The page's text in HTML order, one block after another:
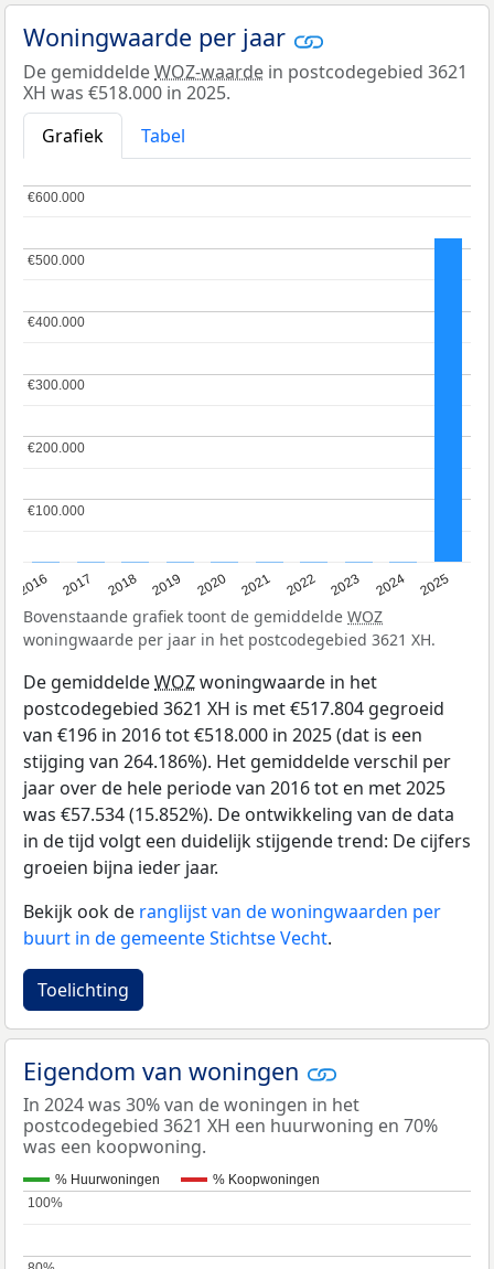
Woningwaarde per jaar
De gemiddeldeWOZ-waarde in postcodegebied 3621
XH was €518.000 in 2025.
Grafiek
Tabel
2016 2017 2018 2019 2020 2021 2022 2023 2024 2025
€100.000
€100.000
€200.000
€200.000
€300.000
€300.000
€400.000
€400.000
€500.000
€500.000
€600.000
€600.000
Bovenstaande grafiek toont de gemiddelde WOZ
woningwaarde per jaar in het postcodegebied 3621 XH.
De gemiddeldeWOZwoningwaarde in het
postcodegebied 3621 XH is met €517.804 gegroeid
van €196 in 2016 tot €518.000 in 2025 (dat is een
stijging van 264.186%). Het gemiddelde verschil per
jaar over de hele periode van 2016 tot en met 2025
was €57.534 (15.852%). De ontwikkeling van de data
in de tijd volgt een duidelijk stijgende trend: De cijfers
groeien bijna ieder jaar.
Bekijk ook de ranglijst van de woningwaarden per
buurt in de gemeente Stichtse Vecht.
Toelichting
Eigendom van woningen
In 2024 was 30% van de woningen in het
postcodegebied 3621 XH een huurwoning en 70%
was een koopwoning.
% Huurwoningen % Koopwoningen
100%
100%